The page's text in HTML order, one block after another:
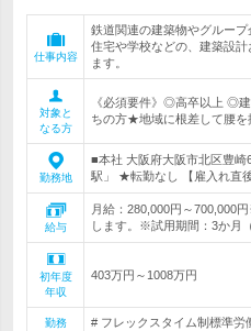
仕事内容
鉄道関連の建築物やグルー
住宅や学校などの、建築設
ます。
対象と
なる方
《必須要件》◎高卒以上 ◎
ちの方★地域に根差して腰
勤務地
■本社 大阪府大阪市北区豊
駅」 ★転勤なし 【雇入れ直
給与
月給：280,000円～700,000
します。※試用期間：3か月
初年度
年収
403万円～1008万円
勤務
# フレックスタイム制標準労